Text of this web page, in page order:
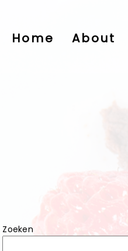
Home About
Zoeken